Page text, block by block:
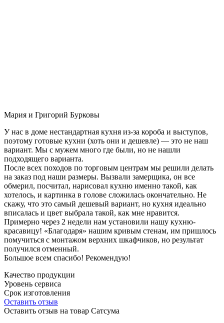
Мария и Григорий Бурковы
У нас в доме нестандартная кухня из-за короба и выступов,
поэтому готовые кухни (хоть они и дешевле) — это не наш
вариант. Мы с мужем много где были, но не нашли
подходящего варианта.
После всех походов по торговым центрам мы решили делать
на заказ под наши размеры. Вызвали замерщика, он все
обмерил, посчитал, нарисовал кухню именно такой, как
хотелось, и картинка в голове сложилась окончательно. Не
скажу, что это самый дешевый вариант, но кухня идеально
вписалась и цвет выбрала такой, как мне нравится.
Примерно через 2 недели нам установили нашу кухню-
красавицу! «Благодаря» нашим кривым стенам, им пришлось
помучиться с монтажом верхних шкафчиков, но результат
получился отменный.
Большое всем спасибо! Рекомендую!
Качество продукции
Уровень сервиса
Срок изготовления
Оставить отзыв
Оставить отзыв на товар Сатсума